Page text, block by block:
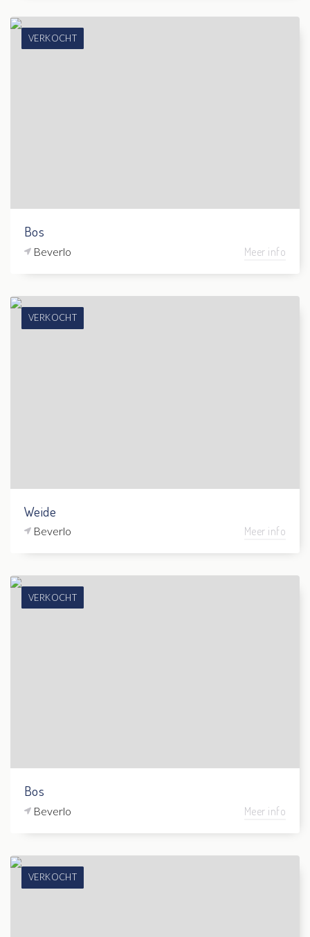
VERKOCHT
Bos
Beverlo Meer info
VERKOCHT
Weide
Beverlo Meer info
VERKOCHT
Bos
Beverlo Meer info
VERKOCHT